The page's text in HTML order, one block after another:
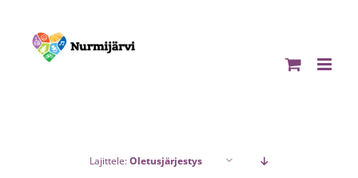
content
Lajittele:Oletusjärjestys